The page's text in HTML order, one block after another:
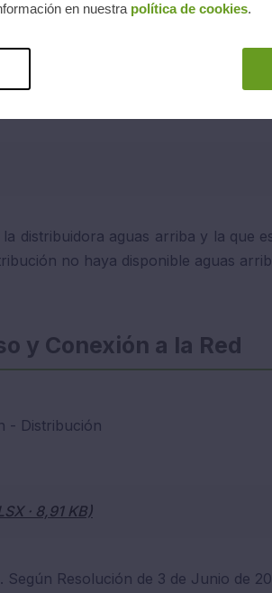
distribuidora aguas arriba y la que
no haya disponible aguas
y Conexión a la Red
- Distribución
· 8,91 KB)
Resolución de 3 de Junio de
en nuestra política de cookies.